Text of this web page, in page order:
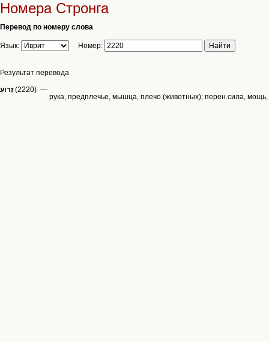
Номера Стронга
Перевод по номеру слова
Язык: Номер:
Результат перевода
(2220) —
рука, предплечье, мышца, плечо (животных); перен.сила,